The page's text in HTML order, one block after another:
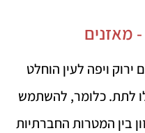
מאזנים
ויפה לעין הוחלט
לתת. כלומר, להשתמש
בין המטרות החברתיות